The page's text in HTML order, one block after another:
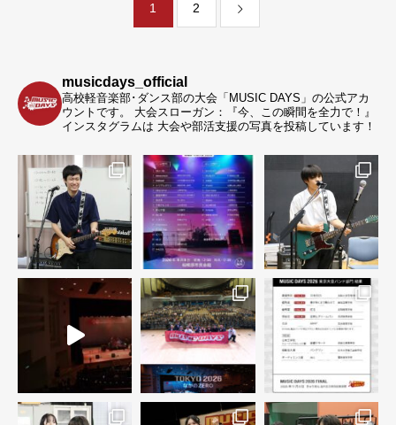
1 2
musicdays_official
高校軽音楽部･ダンス部の大会「MUSIC DAYS」の公式アカ
ウントです。
大会スローガン：『今、この瞬間を全力で！』
インスタグラムは 大会や部活支援の写真を投稿しています！